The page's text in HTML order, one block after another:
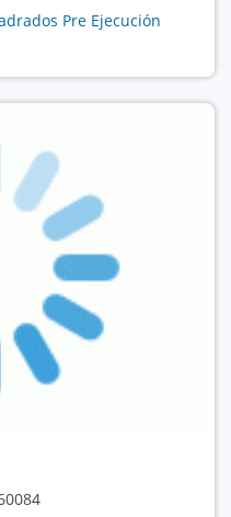
Pre Ejecución